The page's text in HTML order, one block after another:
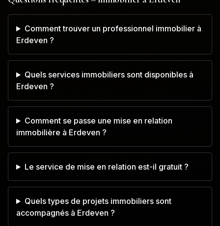
Comment trouver un professionnel immobilier à
Erdeven ?
Quels services immobiliers sont disponibles à
Erdeven ?
Comment se passe une mise en relation
immobilière à Erdeven ?
Le service de mise en relation est-il gratuit ?
Quels types de projets immobiliers sont
accompagnés à Erdeven ?